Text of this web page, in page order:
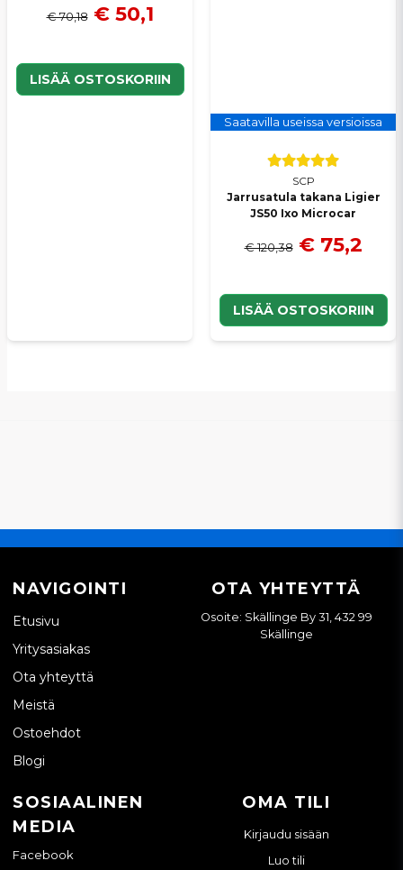
€ 70,18 € 50,1
LISÄÄ OSTOSKORIIN
Saatavilla useissa versioissa
SCP
Jarrusatula takana Ligier
JS50 Ixo Microcar
€ 120,38 € 75,2
LISÄÄ OSTOSKORIIN
NAVIGOINTI
Etusivu
Yritysasiakas
Ota yhteyttä
Meistä
Ostoehdot
Blogi
OTA YHTEYTTÄ
Osoite: Skällinge By 31, 432 99
Skällinge
SOSIAALINEN
MEDIA
Facebook
OMA TILI
Kirjaudu sisään
Luo tili